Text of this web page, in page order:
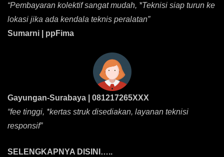
“Pembayaran kolektif sangat mudah, *Teknisi siap turun ke
lokasi jika ada kendala teknis peralatan”
Sumarni | ppFima
Gayungan-Surabaya | 081217265XXX
“fee tinggi, *kertas struk disediakan, layanan teknisi
responsif”
SELENGKAPNYA DISINI…..